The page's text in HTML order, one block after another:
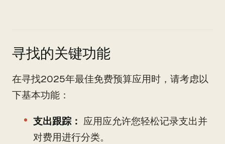
寻找的关键功能
在寻找2025年最佳免费预算应用时，请考虑以
下基本功能：
支出跟踪： 应用应允许您轻松记录支出并
对费用进行分类。